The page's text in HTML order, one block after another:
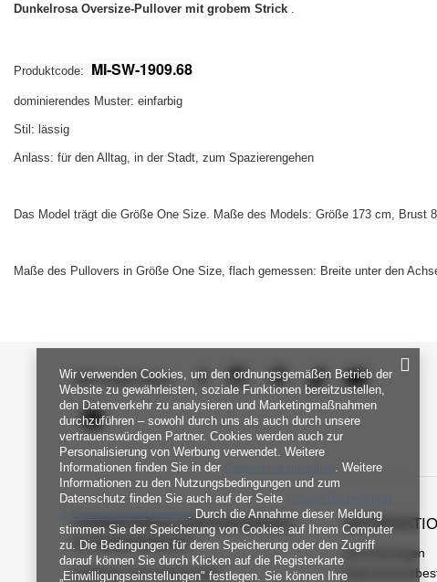
Dunkelrosa Oversize-Pullover mit grobem Strick
Produktcode: MI-SW-1909.68
dominierendes Muster: einfarbig
Stil: lässig
Anlass: für den Alltag, in der Stadt, zum Spazierengehen
Das Model trägt die Größe One Size. Maße des Models: Größe 173 cm, Brust
Maße des Pullovers in Größe One Size, flach gemessen: Breite unter den
SEI UNS NAH
FABRIKPREIS-GROSSHANDEL-K
UNDENDIENST
Zahlung und Lieferkosten
Verordnungen
Wir verwenden Cookies, um den ordnungsgemäßen Betrieb der
Website zu gewährleisten, soziale Funktionen bereitzustellen,
den Datenverkehr zu analysieren und Marketingmaßnahmen
durchzuführen – sowohl durch uns als auch durch unsere
vertrauenswürdigen Partner. Cookies werden auch zur
Personalisierung von Werbung verwendet. Weitere
Informationen finden Sie in der
. Weitere
Informationen zu den Nutzungsbedingungen und zum
Datenschutz finden Sie auch auf der Seite
& Nutzungsbedingungen . Durch die Annahme dieser Meldung
stimmen Sie der Speicherung von Cookies auf Ihrem Computer
zu. Die Bedingungen für deren Speicherung oder den Zugriff
darauf können Sie durch Klicken auf die Registerkarte
„Einwilligungseinstellungen" festlegen. Sie können Ihre